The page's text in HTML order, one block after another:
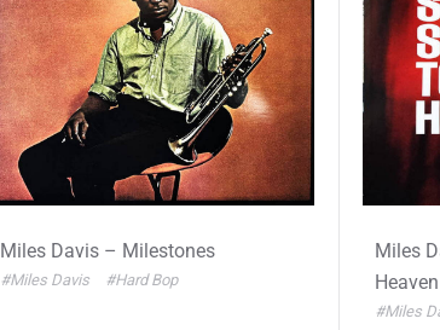
Miles Davis – Milestones
#Miles Davis #Hard Bop
Miles
Heaven
#Miles